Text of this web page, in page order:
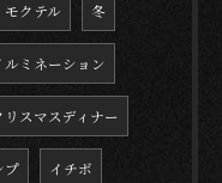
モクテル 冬
ルミネーション
リスマスディナー
プ イチボ